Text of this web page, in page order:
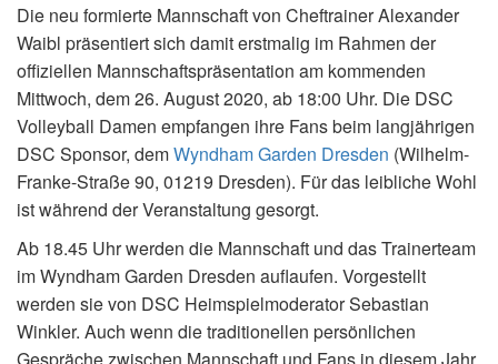
Die neu formierte Mannschaft von Cheftrainer Alexander
Waibl präsentiert sich damit erstmalig im Rahmen der
offiziellen Mannschaftspräsentation am kommenden
Mittwoch, dem 26. August 2020, ab 18:00 Uhr. Die DSC
Volleyball Damen empfangen ihre Fans beim langjährigen
DSC Sponsor, demWyndham Garden Dresden (Wilhelm-
Franke-Straße 90, 01219 Dresden). Für das leibliche Wohl
ist während der Veranstaltung gesorgt.
Ab 18.45 Uhr werden die Mannschaft und das Trainerteam
im Wyndham Garden Dresden auflaufen. Vorgestellt
werden sie von DSC Heimspielmoderator Sebastian
Winkler. Auch wenn die traditionellen persönlichen
Gespräche zwischen Mannschaft und Fans in diesem Jahr